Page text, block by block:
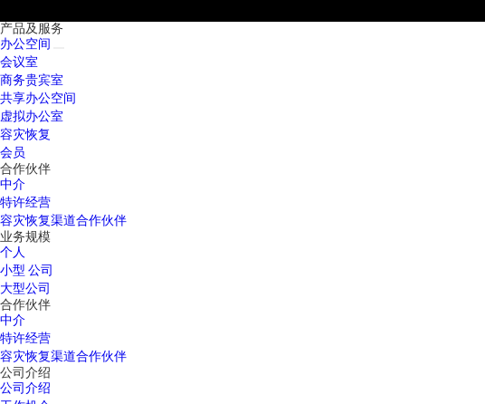
产品及服务
办公空间
会议室
商务贵宾室
共享办公空间
虚拟办公室
容灾恢复
会员
合作伙伴
中介
特许经营
容灾恢复渠道合作伙伴
业务规模
个人
小型 公司
大型公司
合作伙伴
中介
特许经营
容灾恢复渠道合作伙伴
公司介绍
公司介绍